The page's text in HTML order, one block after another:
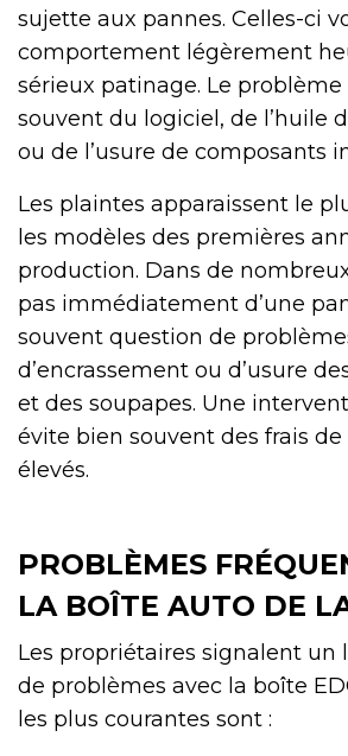
sujette aux pannes. Celles-ci
comportement légèrement
sérieux patinage. Le
souvent du logiciel, de l’huile
ou de l’usure de composants
Les plaintes apparaissent le
les modèles des premières
production. Dans de
pas immédiatement d’une
souvent question de
d’encrassement ou d’usure
et des soupapes. Une
évite bien souvent des frais
élevés.
PROBLÈMES
LA BOÎTE AUTO DE
Les propriétaires signalent un
de problèmes avec la boîte
les plus courantes sont :